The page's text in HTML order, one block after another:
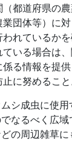
（都道府県の
業団体等）に
われているか
ている場合は
る情報を提
に努めること
シ成虫に使
なるべく広
の周辺雑草に